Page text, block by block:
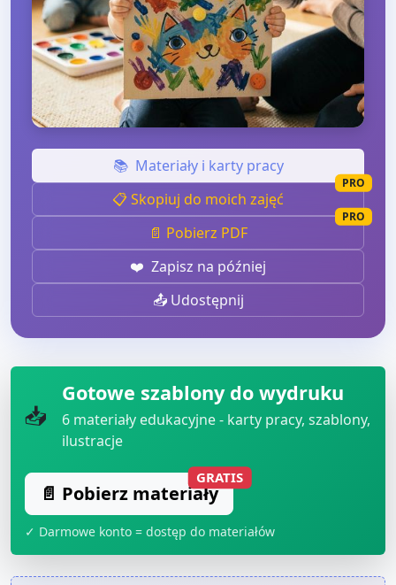
📚 Materiały i karty pracy
📋 Skopiuj do moich zajęć
PRO
📄 Pobierz PDF
PRO
❤️ Zapisz na później
📤 Udostępnij
📥
Gotowe szablony do wydruku
6 materiały edukacyjne - karty pracy, szablony,
ilustracje
📄 Pobierz materiały
GRATIS
✓ Darmowe konto = dostęp do materiałów